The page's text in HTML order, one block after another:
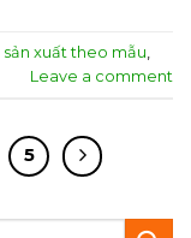
sản xuất theo mẫu
Leave a comment
5